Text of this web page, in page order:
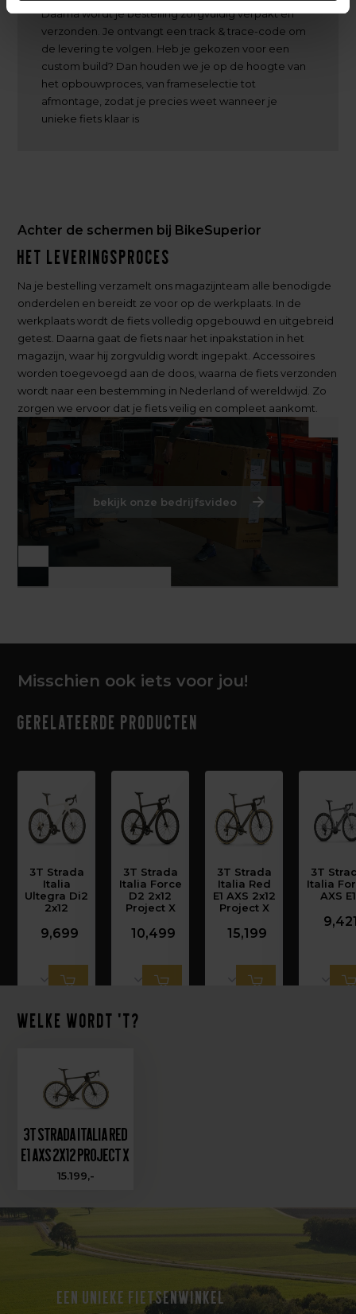
Daarna wordt je bestelling zorgvuldig verpakt en
verzonden. Je ontvangt een track & trace-code om
de levering te volgen. Heb je gekozen voor een
custom build? Dan houden we je op de hoogte van
het opbouwproces, van frameselectie tot
afmontage, zodat je precies weet wanneer je
unieke fiets klaar is
Achter de schermen bij BikeSuperior
Het leveringsproces
Na je bestelling verzamelt ons magazijnteam alle benodigde
onderdelen en bereidt ze voor op de werkplaats. In de
werkplaats wordt de fiets volledig opgebouwd en uitgebreid
getest. Daarna gaat de fiets naar het inpakstation in het
magazijn, waar hij zorgvuldig wordt ingepakt. Accessoires
worden toegevoegd aan de doos, waarna de fiets verzonden
wordt naar een bestemming in Nederland of wereldwijd. Zo
zorgen we ervoor dat je fiets veilig en compleet aankomt.
bekijk onze bedrijfsvideo
Misschien ook iets voor jou!
Gerelateerde producten
3T Strada
Italia
Ultegra Di2
2x12
9,699
3T Strada
Italia Force
D2 2x12
Project X
10,499
3T Strada
Italia Red
E1 AXS 2x12
Project X
15,199
3T
Italia
AXS E1
Welke wordt 't?
3T Strada Italia Red
E1 AXS 2x12 Project X
15.199,-
EEN UNIEKE FIETSENWINKEL